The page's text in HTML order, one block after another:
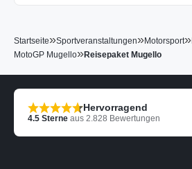
Startseite»Sportveranstaltungen»Motorsport»
MotoGP Mugello»Reisepaket Mugello
Hervorragend
4.5 Sterne aus 2.828 Bewertungen